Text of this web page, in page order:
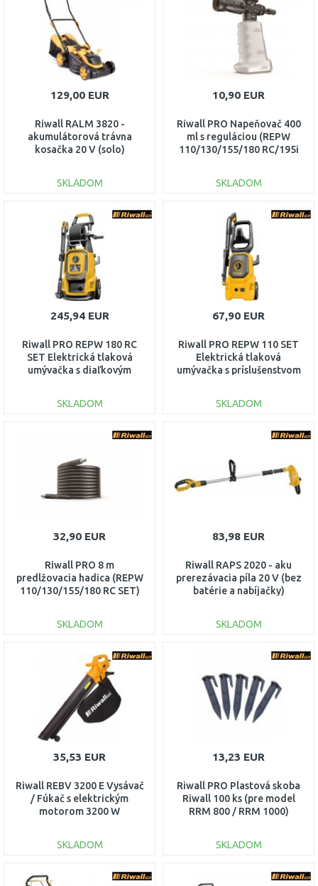
Porovnať Porovnať
129,00 EUR
Riwall RALM 3820 -
akumulátorová trávna
kosačka 20 V (solo)
SKLADOM
DO KOŠÍKA
Porovnať
10,90 EUR
Riwall PRO Napeňovač 400
ml s reguláciou (REPW
110/130/155/180 RC/195i
SKLADOM
DO KOŠÍKA
Porovnať
245,94 EUR
Riwall PRO REPW 180 RC
SET Elektrická tlaková
umývačka s diaľkovým
SKLADOM
DO KOŠÍKA
Porovnať
67,90 EUR
Riwall PRO REPW 110 SET
Elektrická tlaková
umývačka s príslušenstvom
SKLADOM
DO KOŠÍKA
Porovnať
32,90 EUR
Riwall PRO 8 m
predlžovacia hadica (REPW
110/130/155/180 RC SET)
SKLADOM
DO KOŠÍKA
Porovnať
83,98 EUR
Riwall RAPS 2020 - aku
prerezávacia píla 20 V (bez
batérie a nabíjačky)
SKLADOM
DO KOŠÍKA
Porovnať
35,53 EUR
Riwall REBV 3200 E Vysávač
/ Fúkač s elektrickým
motorom 3200 W
SKLADOM
DO KOŠÍKA
13,23 EUR
Riwall PRO Plastová skoba
Riwall 100 ks (pre model
RRM 800 / RRM 1000)
SKLADOM
DO KOŠÍKA